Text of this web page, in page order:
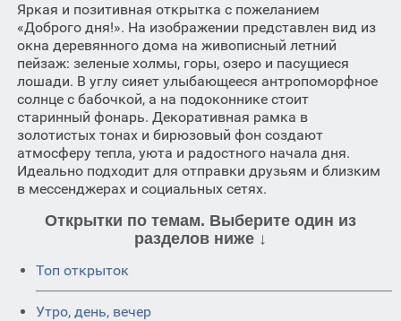
Яркая и позитивная открытка с пожеланием
«Доброго дня!». На изображении представлен вид из
окна деревянного дома на живописный летний
пейзаж: зеленые холмы, горы, озеро и пасущиеся
лошади. В углу сияет улыбающееся антропоморфное
солнце с бабочкой, а на подоконнике стоит
старинный фонарь. Декоративная рамка в
золотистых тонах и бирюзовый фон создают
атмосферу тепла, уюта и радостного начала дня.
Идеально подходит для отправки друзьям и близким
в мессенджерах и социальных сетях.
Открытки по темам. Выберите один из
разделов ниже ↓
Топ открыток
Утро, день, вечер